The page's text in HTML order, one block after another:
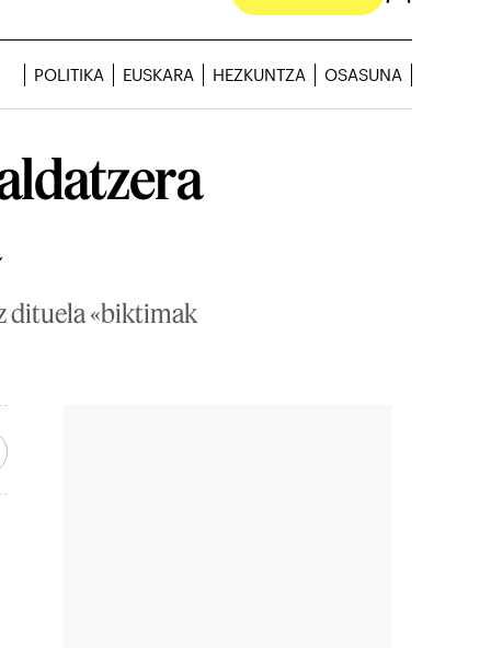
POLITIKA EUSKARA HEZKUNTZA OSASUNA
dituela «biktimak